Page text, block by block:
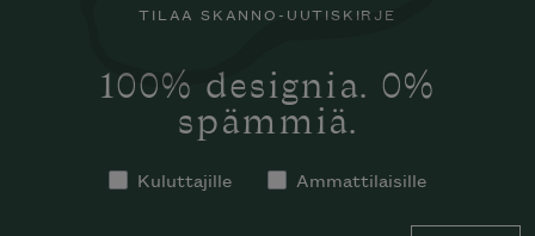
TILAA SKANNO-UUTISKIRJE
100% designia. 0%
spämmiä.
Kuluttajille Ammattilaisille